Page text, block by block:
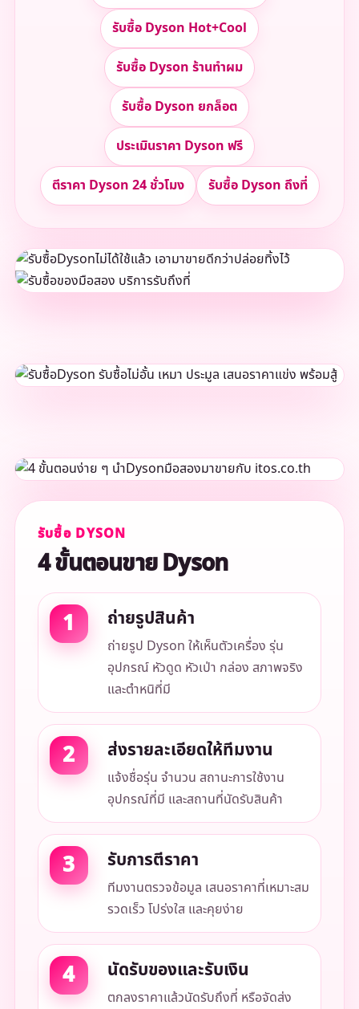
รับซื้อ Dyson Hot+Cool
รับซื้อ Dyson ร้านทำผม
รับซื้อ Dyson ยกล็อต
ประเมินราคา Dyson ฟรี
ตีราคา Dyson 24 ชั่วโมง รับซื้อ Dyson ถึงที่
รับซื้อ DYSON
4 ขั้นตอนขาย Dyson
ถ่ายรูปสินค้า
ถ่ายรูป Dyson ให้เห็นตัวเครื่อง รุ่น
อุปกรณ์ หัวดูด หัวเป่า กล่อง สภาพจริง
และตำหนิที่มี
ส่งรายละเอียดให้ทีมงาน
แจ้งชื่อรุ่น จำนวน สถานะการใช้งาน
อุปกรณ์ที่มี และสถานที่นัดรับสินค้า
รับการตีราคา
ทีมงานตรวจข้อมูล เสนอราคาที่เหมาะสม
รวดเร็ว โปร่งใส และคุยง่าย
นัดรับของและรับเงิน
ตกลงราคาแล้วนัดรับถึงที่ หรือจัดส่ง